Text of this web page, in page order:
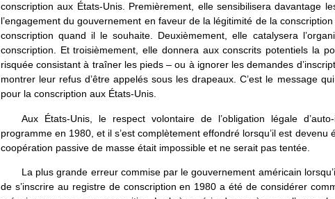
conscription aux États-Unis. Premièrement, elle sensibilisera davantage
l’engagement du gouvernement en faveur de la légitimité de la
conscription quand il le souhaite. Deuxièmement, elle catalysera
conscription. Et troisièmement, elle donnera aux conscrits potentiels la
risquée consistant à traîner les pieds – ou à ignorer les demandes
montrer leur refus d’être appelés sous les drapeaux. C’est le message
pour la conscription aux États-Unis.
Aux États-Unis, le respect volontaire de l’obligation légale
programme en 1980, et il s’est complètement effondré lorsqu’il est devenu
coopération passive de masse était impossible et ne serait pas tentée.
La plus grande erreur commise par le gouvernement américain
de s’inscrire au registre de conscription en 1980 a été de considérer